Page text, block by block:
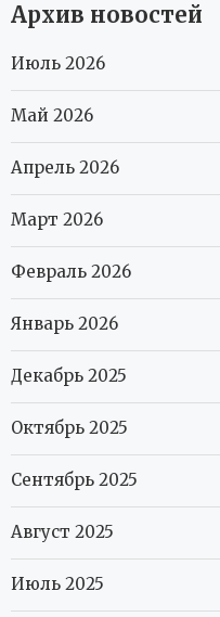
Архив новостей
Июль 2026
Май 2026
Апрель 2026
Март 2026
Февраль 2026
Январь 2026
Декабрь 2025
Октябрь 2025
Сентябрь 2025
Август 2025
Июль 2025